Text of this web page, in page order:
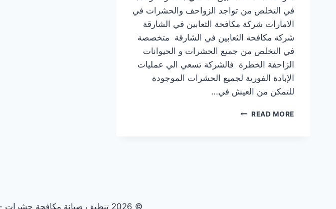
في التخلص من تواجد الزواحف والحشرات في
الامارات شركة مكافحة الثعابين في الشارقة
شركة مكافحة الثعابين في الشارقة متخصصة
في التخلص من جميع الحشرات و الحيوانات
الزاحفة الخطرة فالشركة تسعي الي عمليات
الإبادة الفورية لجميع الحشرات الموجودة
للتمكن من العيش في…
READ MOREشركة
© 2026 تنظيف صيانة مكافحة حشرات - WordPress Theme by